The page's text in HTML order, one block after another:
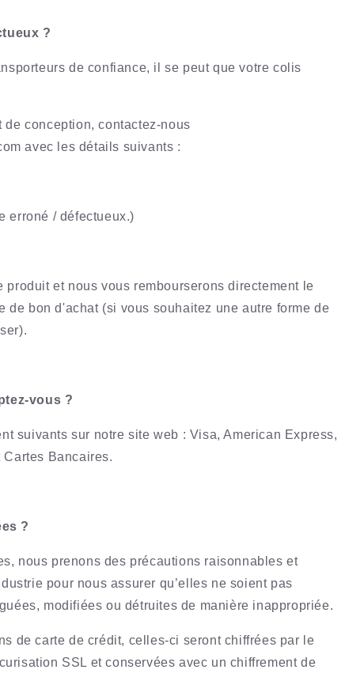
?
de confiance, il se peut que votre colis
conception, contactez-nous
avec les détails suivants :
erroné / défectueux.)
et nous vous rembourserons directement le
de bon d'achat (si vous souhaitez une autre forme de
vous ?
suivants sur notre site web : Visa, American Express,
Bancaires.
?
nous prenons des précautions raisonnables et
pour nous assurer qu’elles ne soient pas
modifiées ou détruites de manière inappropriée.
de carte de crédit, celles-ci seront chiffrées par le
SSL et conservées avec un chiffrement de